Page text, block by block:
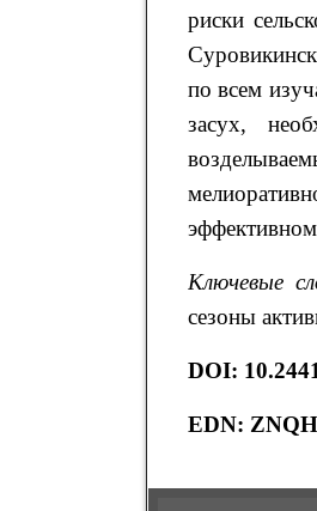
риски
по всем
засух,
Ключевые
сезоны
DOI:
EDN: